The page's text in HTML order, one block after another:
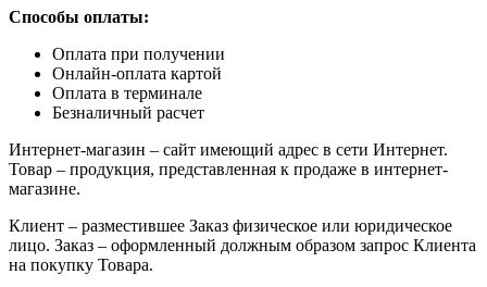
Способы оплаты:
Оплата при получении
Онлайн-оплата картой
Оплата в терминале
Безналичный расчет
Интернет-магазин – сайт имеющий адрес в сети Интернет.
Товар – продукция, представленная к продаже в интернет-
магазине.
Клиент – разместившее Заказ физическое или юридическое
лицо. Заказ – оформленный должным образом запрос Клиента
на покупку Товара.